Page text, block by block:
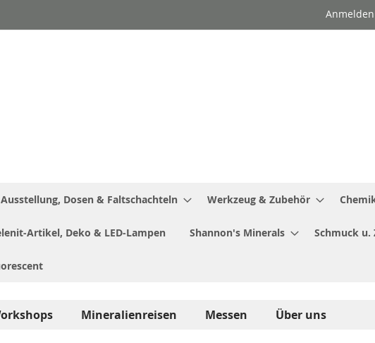
Anmelden
Ausstellung, Dosen & Faltschachteln Werkzeug & Zubehör
Artikel, Deko & LED-Lampen Shannon's Minerals Schmuck u.
Mineralienreisen Messen Über uns